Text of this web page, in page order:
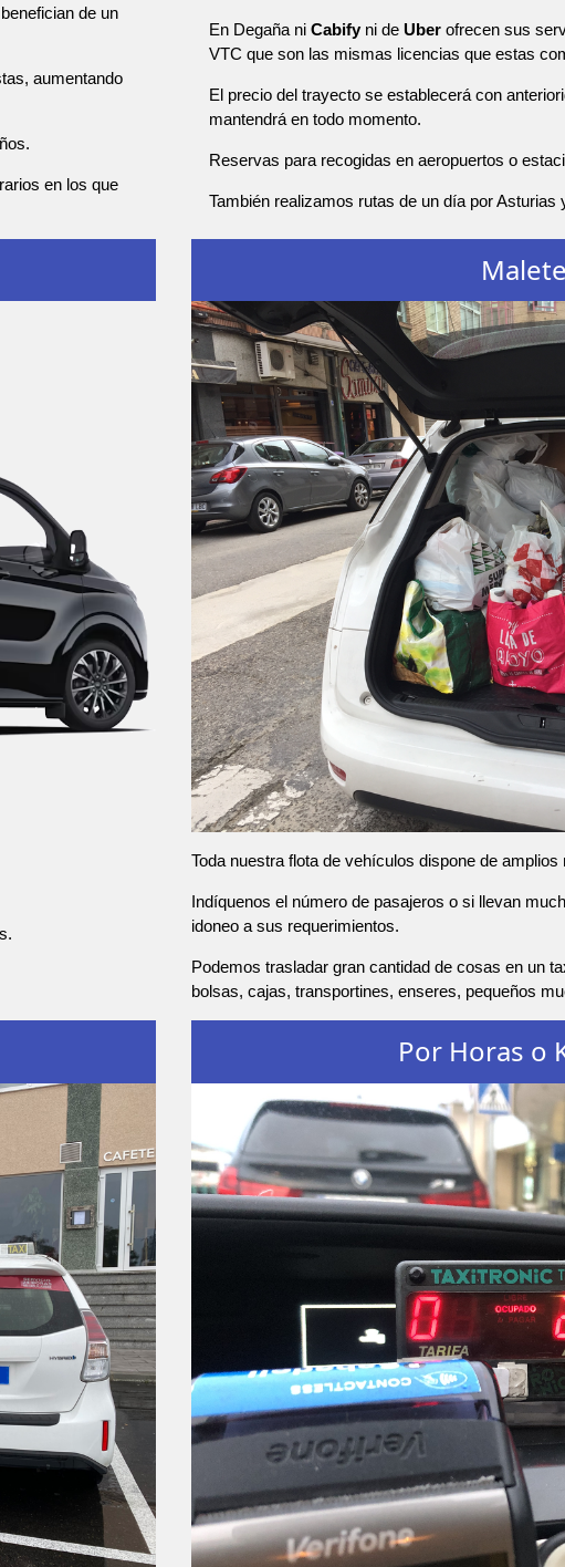
de un
aumentando
en los que
En Degaña ni Cabifyni de Uberofrecen sus
VTC que son las mismas licencias que estas
El precio del trayecto se establecerá con
mantendrá en todo momento.
Reservas para recogidas en aeropuertos o
También realizamos rutas de un día por
Toda nuestra flota de vehículos dispone de amplios
Indíquenos el número de pasajeros o si llevan
idoneo a sus requerimientos.
Podemos trasladar gran cantidad de cosas en un
bolsas, cajas, transportines, enseres, pequeños
Por Horas o